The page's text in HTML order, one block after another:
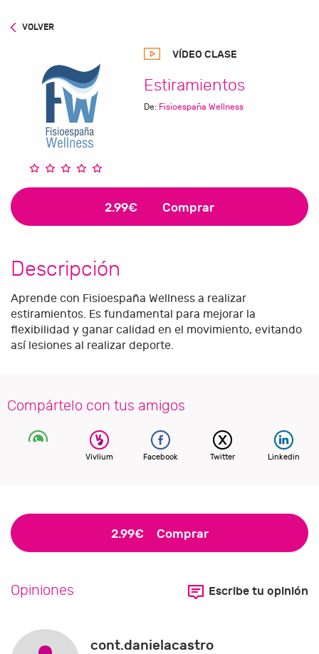
VOLVER
VÍDEO CLASE
Estiramientos
De: Fisioespaña Wellness
2.99€ Comprar
Descripción
Aprende con Fisioespaña Wellness a realizar
estiramientos. Es fundamental para mejorar la
flexibilidad y ganar calidad en el movimiento, evitando
así lesiones al realizar deporte.
Compártelo con tus amigos
Vivlium Facebook Twitter Linkedin
2.99€ Comprar
Opiniones Escribe tu opinión
cont.danielacastro